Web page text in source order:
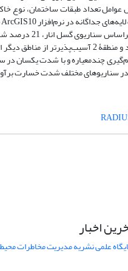
تعداد طبقات ساختمان، نوع
تفت نیز 38 درصد شهر آسیب خواهد دید
سناریوهای مختلف شدت خسارت
اخبار
علمی نشریه مدیریت مخاطرات